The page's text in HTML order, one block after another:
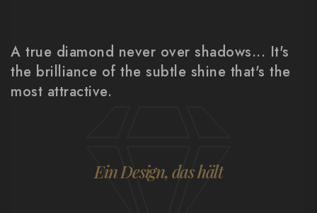
A true diamond never over shadows... It's
the brilliance of the subtle shine that's the
most attractive.
Ein Design, das hält